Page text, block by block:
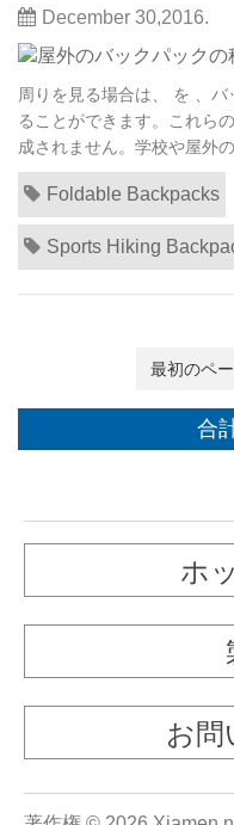
December 30,2016.
周りを見る場合は、 を 、
ることができます。これら
成されません。学校や屋外
することができるバックパ
ックがあります。いくつか
ノート パソコンのような特
います。したがって、屋外
Foldable Backpacks
Sports Hiking
最初のペ
合
ホ
お問